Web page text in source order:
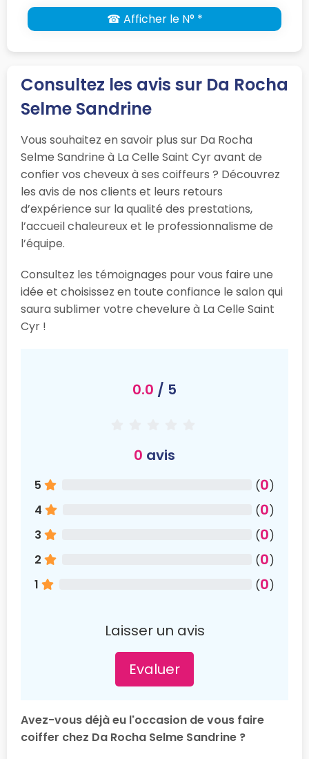
☎ Afficher le N° *
Consultez les avis sur Da Rocha
Selme Sandrine
Vous souhaitez en savoir plus sur Da Rocha
Selme Sandrine à La Celle Saint Cyr avant de
confier vos cheveux à ses coiffeurs ? Découvrez
les avis de nos clients et leurs retours
d’expérience sur la qualité des prestations,
l’accueil chaleureux et le professionnalisme de
l’équipe.
Consultez les témoignages pour vous faire une
idée et choisissez en toute confiance le salon qui
saura sublimer votre chevelure à La Celle Saint
Cyr !
0.0 / 5
0 avis
5 (0)
4
(0)
3
(0)
2
(0)
1
(0)
Laisser un avis
Evaluer
Avez-vous déjà eu l'occasion de vous faire
coiffer chez Da Rocha Selme Sandrine ?